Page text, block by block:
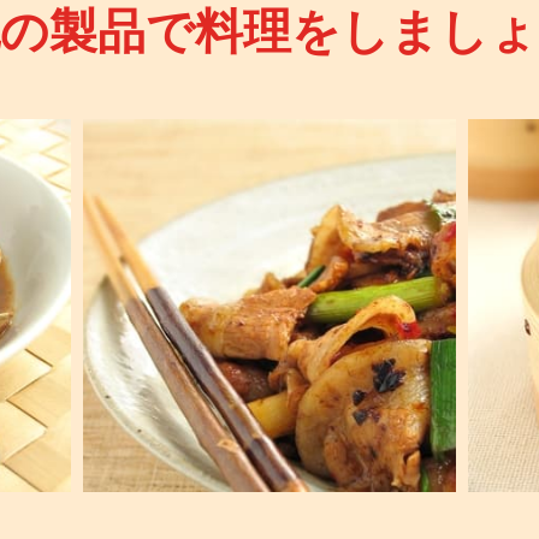
製品で料理をしまし